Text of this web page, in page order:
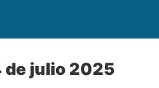
de julio 2025